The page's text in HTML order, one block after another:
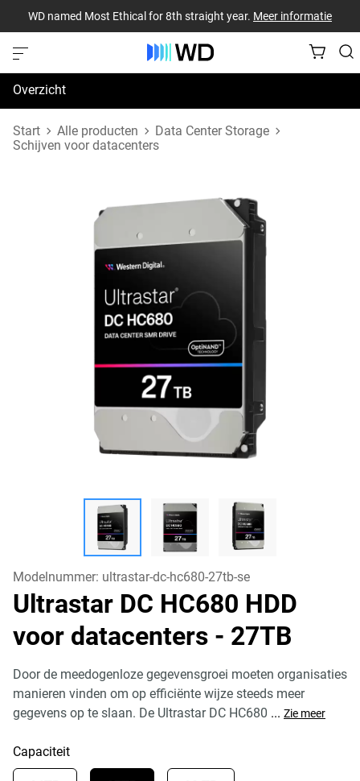
WD named Most Ethical for 8th straight year. Meer informatie
Overzicht
Specificaties
Start Alle producten
Data Center Storage
Schijven voor datacenters
Modelnummer: ultrastar-dc-hc680-27tb-se
Ultrastar DC HC680 HDD
voor datacenters - 27TB
Door de meedogenloze gegevensgroei moeten organisaties
manieren vinden om op efficiënte wijze steeds meer
gegevens op te slaan. De Ultrastar DC HC680 ... Zie meer
Capaciteit